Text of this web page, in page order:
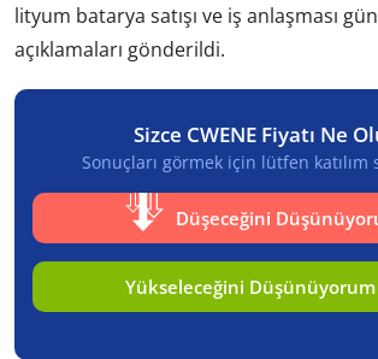
lityum batarya satışı ve iş anlaşması
açıklamaları gönderildi.
Sizce CWENE Fiyatı Ne
Sonuçları görmek için lütfen katılım
Düşeceğini
Yükseleceğini Düşünüyorum